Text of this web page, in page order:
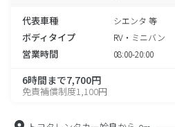
代表車種 シエンタ 等
ボディタイプ RV・ミニバン
営業時間 08:00-20:00
6時間まで7,700円
免責補償制度1,100円